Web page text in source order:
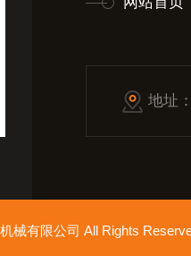
地址
械有限公司 All Rights